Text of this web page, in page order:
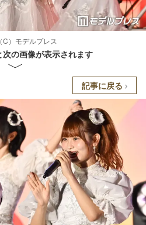
）モデルプレス
次の画像が表示されます
記事に戻る